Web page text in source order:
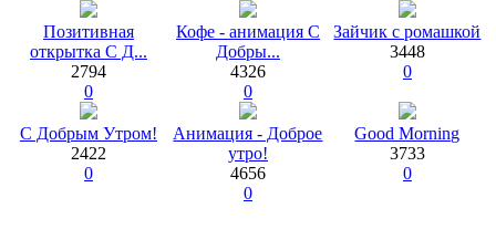
Позитивная
открытка С Д...
2794
0
Кофе - анимация С
Добры...
4326
0
Зайчик с ромашкой
3448
0
С Добрым Утром!
2422
0
Анимация - Доброе
утро!
4656
0
Good Morning
3733
0